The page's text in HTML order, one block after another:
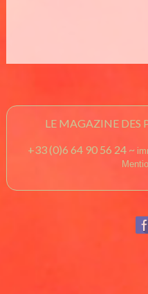
LE MAGAZINE DES
+33 (0)6 64 90 56 24 ~